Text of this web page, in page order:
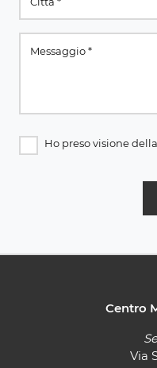
Ho preso visione della
Centro
Via